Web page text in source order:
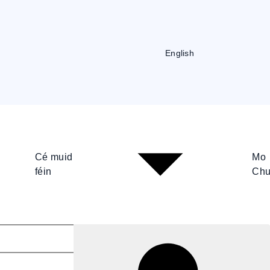
English
Cé muid
féin
Mo